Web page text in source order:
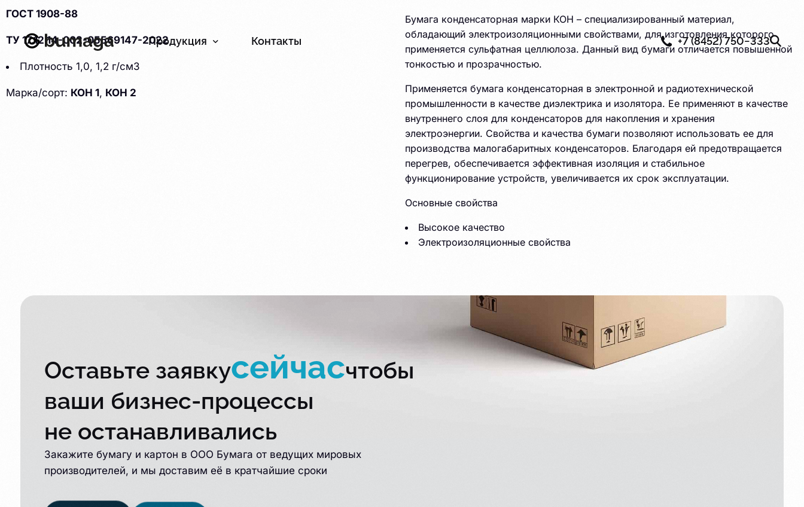
Продукция Контакты +7 (8452) 750−333
ГОСТ 1908-88
ТУ 17.12.14-002-05569147-2022
Плотность 1,0, 1,2 г/см3
Марка/сорт: КОН 1, КОН 2
Бумага конденсаторная марки КОН – специализированный материал,
обладающий электроизоляционными свойствами, для изготовления которого
применяется сульфатная целлюлоза. Данный вид бумаги отличается повышенной
тонкостью и прозрачностью.
Применяется бумага конденсаторная в электронной и радиотехнической
промышленности в качестве диэлектрика и изолятора. Ее применяют в качестве
внутреннего слоя для конденсаторов для накопления и хранения
электроэнергии. Свойства и качества бумаги позволяют использовать ее для
производства малогабаритных конденсаторов. Благодаря ей предотвращается
перегрев, обеспечивается эффективная изоляция и стабильное
функционирование устройств, увеличивается их срок эксплуатации.
Основные свойства
Высокое качество
Электроизоляционные свойства
Оставьте заявкусейчасчтобы
ваши бизнес-процессы
не останавливались
Закажите бумагу и картон в ООО Бумага от ведущих мировых
производителей, и мы доставим её в кратчайшие сроки